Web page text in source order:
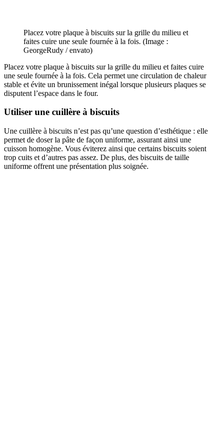
Placez votre plaque à biscuits sur la grille du milieu et
faites cuire une seule fournée à la fois. (Image :
GeorgeRudy / envato)
Placez votre plaque à biscuits sur la grille du milieu et faites cuire
une seule fournée à la fois. Cela permet une circulation de chaleur
stable et évite un brunissement inégal lorsque plusieurs plaques se
disputent l’espace dans le four.
Utiliser une cuillère à biscuits
Une cuillère à biscuits n’est pas qu’une question d’esthétique : elle
permet de doser la pâte de façon uniforme, assurant ainsi une
cuisson homogène. Vous éviterez ainsi que certains biscuits soient
trop cuits et d’autres pas assez. De plus, des biscuits de taille
uniforme offrent une présentation plus soignée.